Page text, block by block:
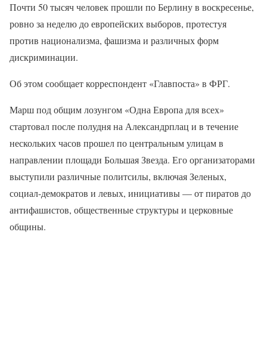
Почти 50 тысяч человек прошли по Берлину в воскресенье,
ровно за неделю до европейских выборов, протестуя
против национализма, фашизма и различных форм
дискриминации.
Об этом сообщает корреспондент «Главпоста» в ФРГ.
Марш под общим лозунгом «Одна Европа для всех»
стартовал после полудня на Александрплац и в течение
нескольких часов прошел по центральным улицам в
направлении площади Большая Звезда. Его организаторами
выступили различные политсилы, включая Зеленых,
социал-демократов и левых, инициативы — от пиратов до
антифашистов, общественные структуры и церковные
общины.